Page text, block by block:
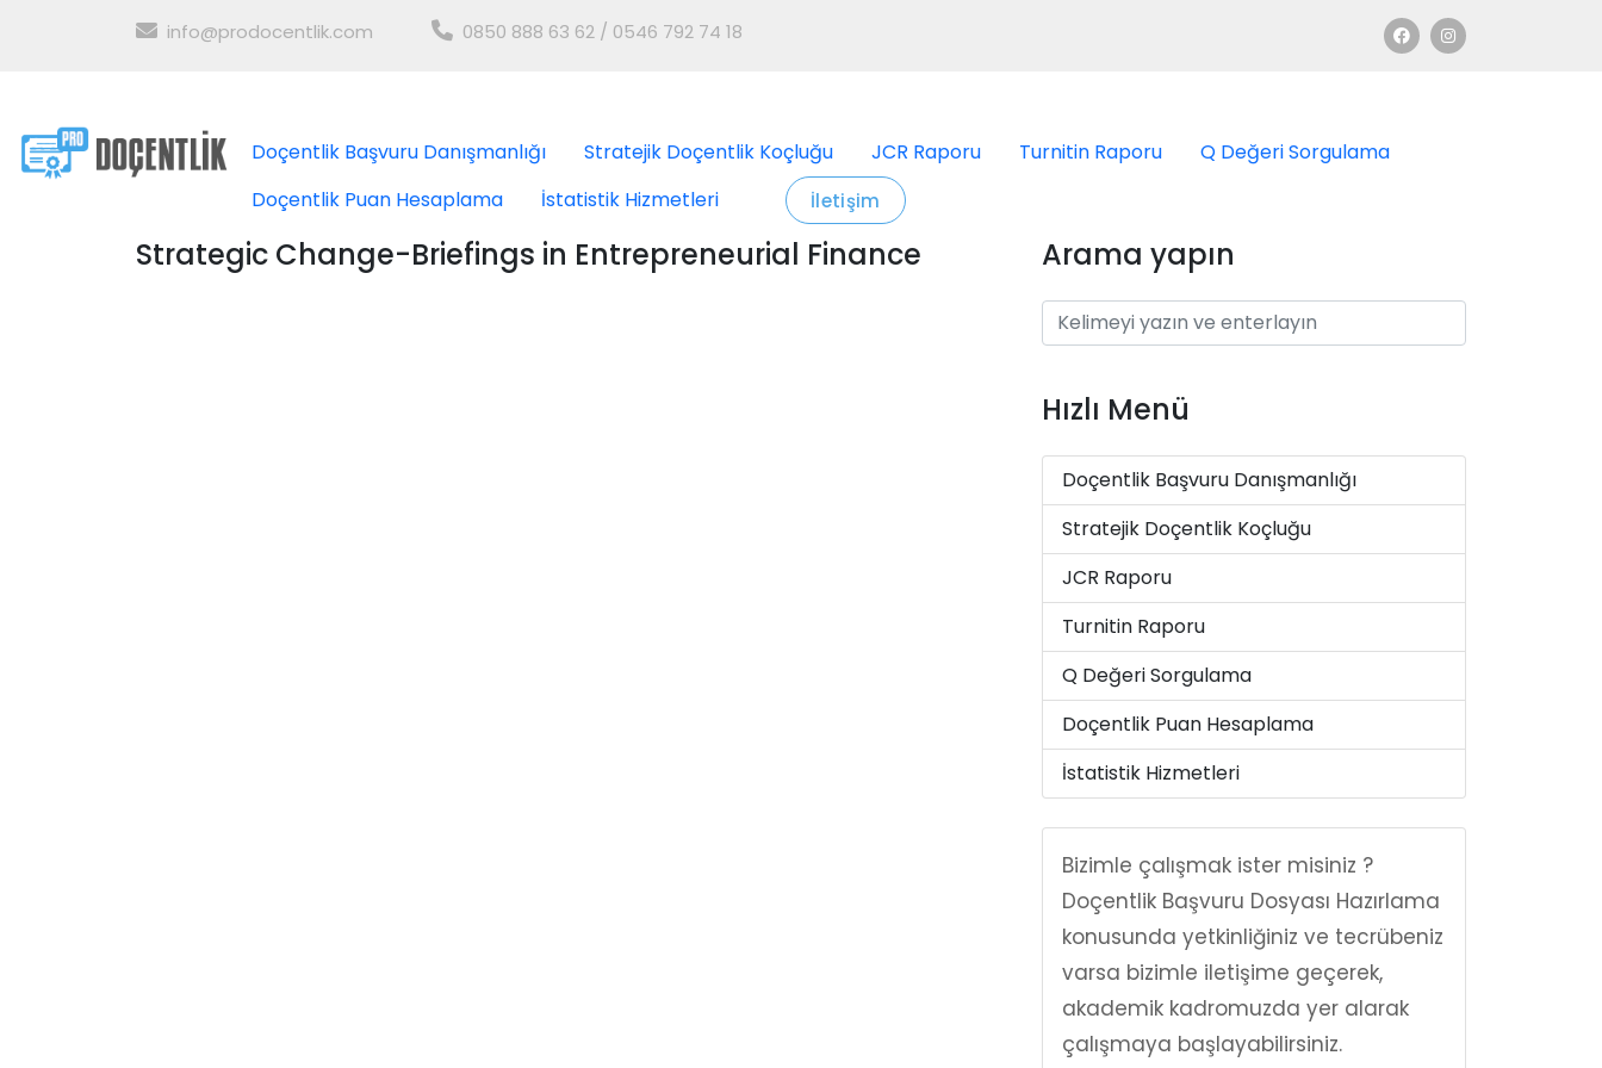
info@prodocentlik.com 0850 888 63 62 / 0546 792 74 18
Doçentlik Başvuru Danışmanlığı Stratejik Doçentlik Koçluğu JCR Raporu Turnitin Raporu
Q Değeri Sorgulama
Doçentlik Puan Hesaplama
İstatistik Hizmetleri İletişim
Strategic Change-Briefings in Entrepreneurial Finance Arama yapın
Hızlı Menü
Doçentlik Başvuru Danışmanlığı
Stratejik Doçentlik Koçluğu
JCR Raporu
Turnitin Raporu
Q Değeri Sorgulama
Doçentlik Puan Hesaplama
İstatistik Hizmetleri
Bizimle çalışmak ister misiniz ?
Doçentlik Başvuru Dosyası Hazırlama
konusunda yetkinliğiniz ve tecrübeniz
varsa bizimle iletişime geçerek,
akademik kadromuzda yer alarak
çalışmaya başlayabilirsiniz.